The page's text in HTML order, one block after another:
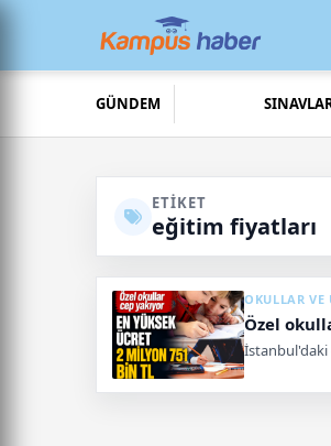
GÜNDEM
ETIKET
eğitim fiyatları
OKULLAR VE
Özel
İstanbul'daki